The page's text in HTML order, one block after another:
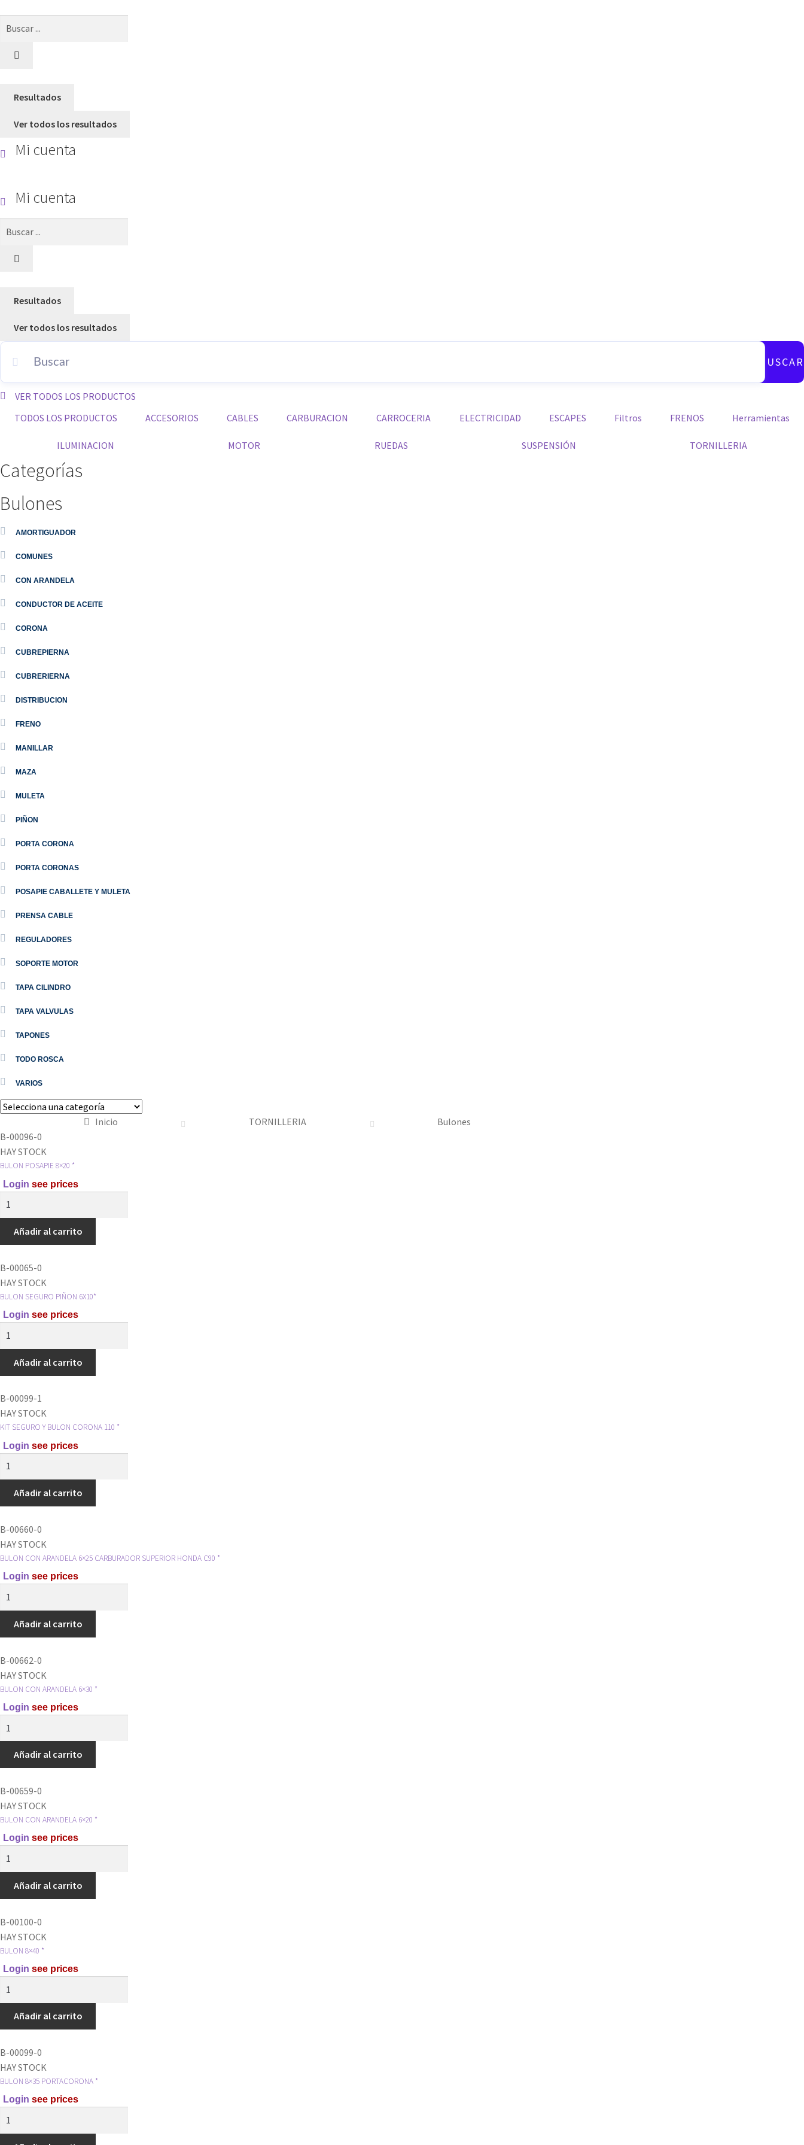
Resultados
Ver todos los resultados
Mi cuenta
Mi cuenta
Resultados
Ver todos los resultados
BUSCAR
VER TODOS LOS PRODUCTOS
TODOS LOS PRODUCTOS
ACCESORIOS CABLES CARBURACION CARROCERIA ELECTRICIDAD ESCAPES Filtros FRENOS Herramientas
ILUMINACION MOTOR RUEDAS SUSPENSIÓN TORNILLERIA
Categorías
Bulones
AMORTIGUADOR
COMUNES
CON ARANDELA
CONDUCTOR DE ACEITE
CORONA
CUBREPIERNA
CUBRERIERNA
DISTRIBUCION
FRENO
MANILLAR
MAZA
MULETA
PIÑON
PORTA CORONA
PORTA CORONAS
POSAPIE CABALLETE Y MULETA
PRENSA CABLE
REGULADORES
SOPORTE MOTOR
TAPA CILINDRO
TAPA VALVULAS
TAPONES
TODO ROSCA
VARIOS
Inicio TORNILLERIA
Bulones
B-00096-0
HAY STOCK
BULON POSAPIE 8×20 *
Login see prices
8x20
*
Añadir al carrito
B-00065-0
HAY STOCK
BULON SEGURO PIÑON 6X10*
Login see prices
PIÑON
6X10*
Añadir al carrito
B-00099-1
HAY STOCK
KIT SEGURO Y BULON CORONA 110 *
Login see prices
BULON
110
*
cantidad
Añadir al carrito
B-00660-0
HAY STOCK
BULON CON ARANDELA 6×25 CARBURADOR SUPERIOR HONDA C90 *
Login see prices
ARANDELA
6x25
SUPERIOR
HONDA
C90
cantidad
Añadir al carrito
B-00662-0
HAY STOCK
BULON CON ARANDELA 6×30 *
Login see prices
ARANDELA
6x30
cantidad
Añadir al carrito
B-00659-0
HAY STOCK
BULON CON ARANDELA 6×20 *
Login see prices
ARANDELA
6x20
cantidad
Añadir al carrito
B-00100-0
HAY STOCK
BULON 8×40 *
Login see prices
cantidad
Añadir al carrito
B-00099-0
HAY STOCK
BULON 8×35 PORTACORONA *
Login see prices